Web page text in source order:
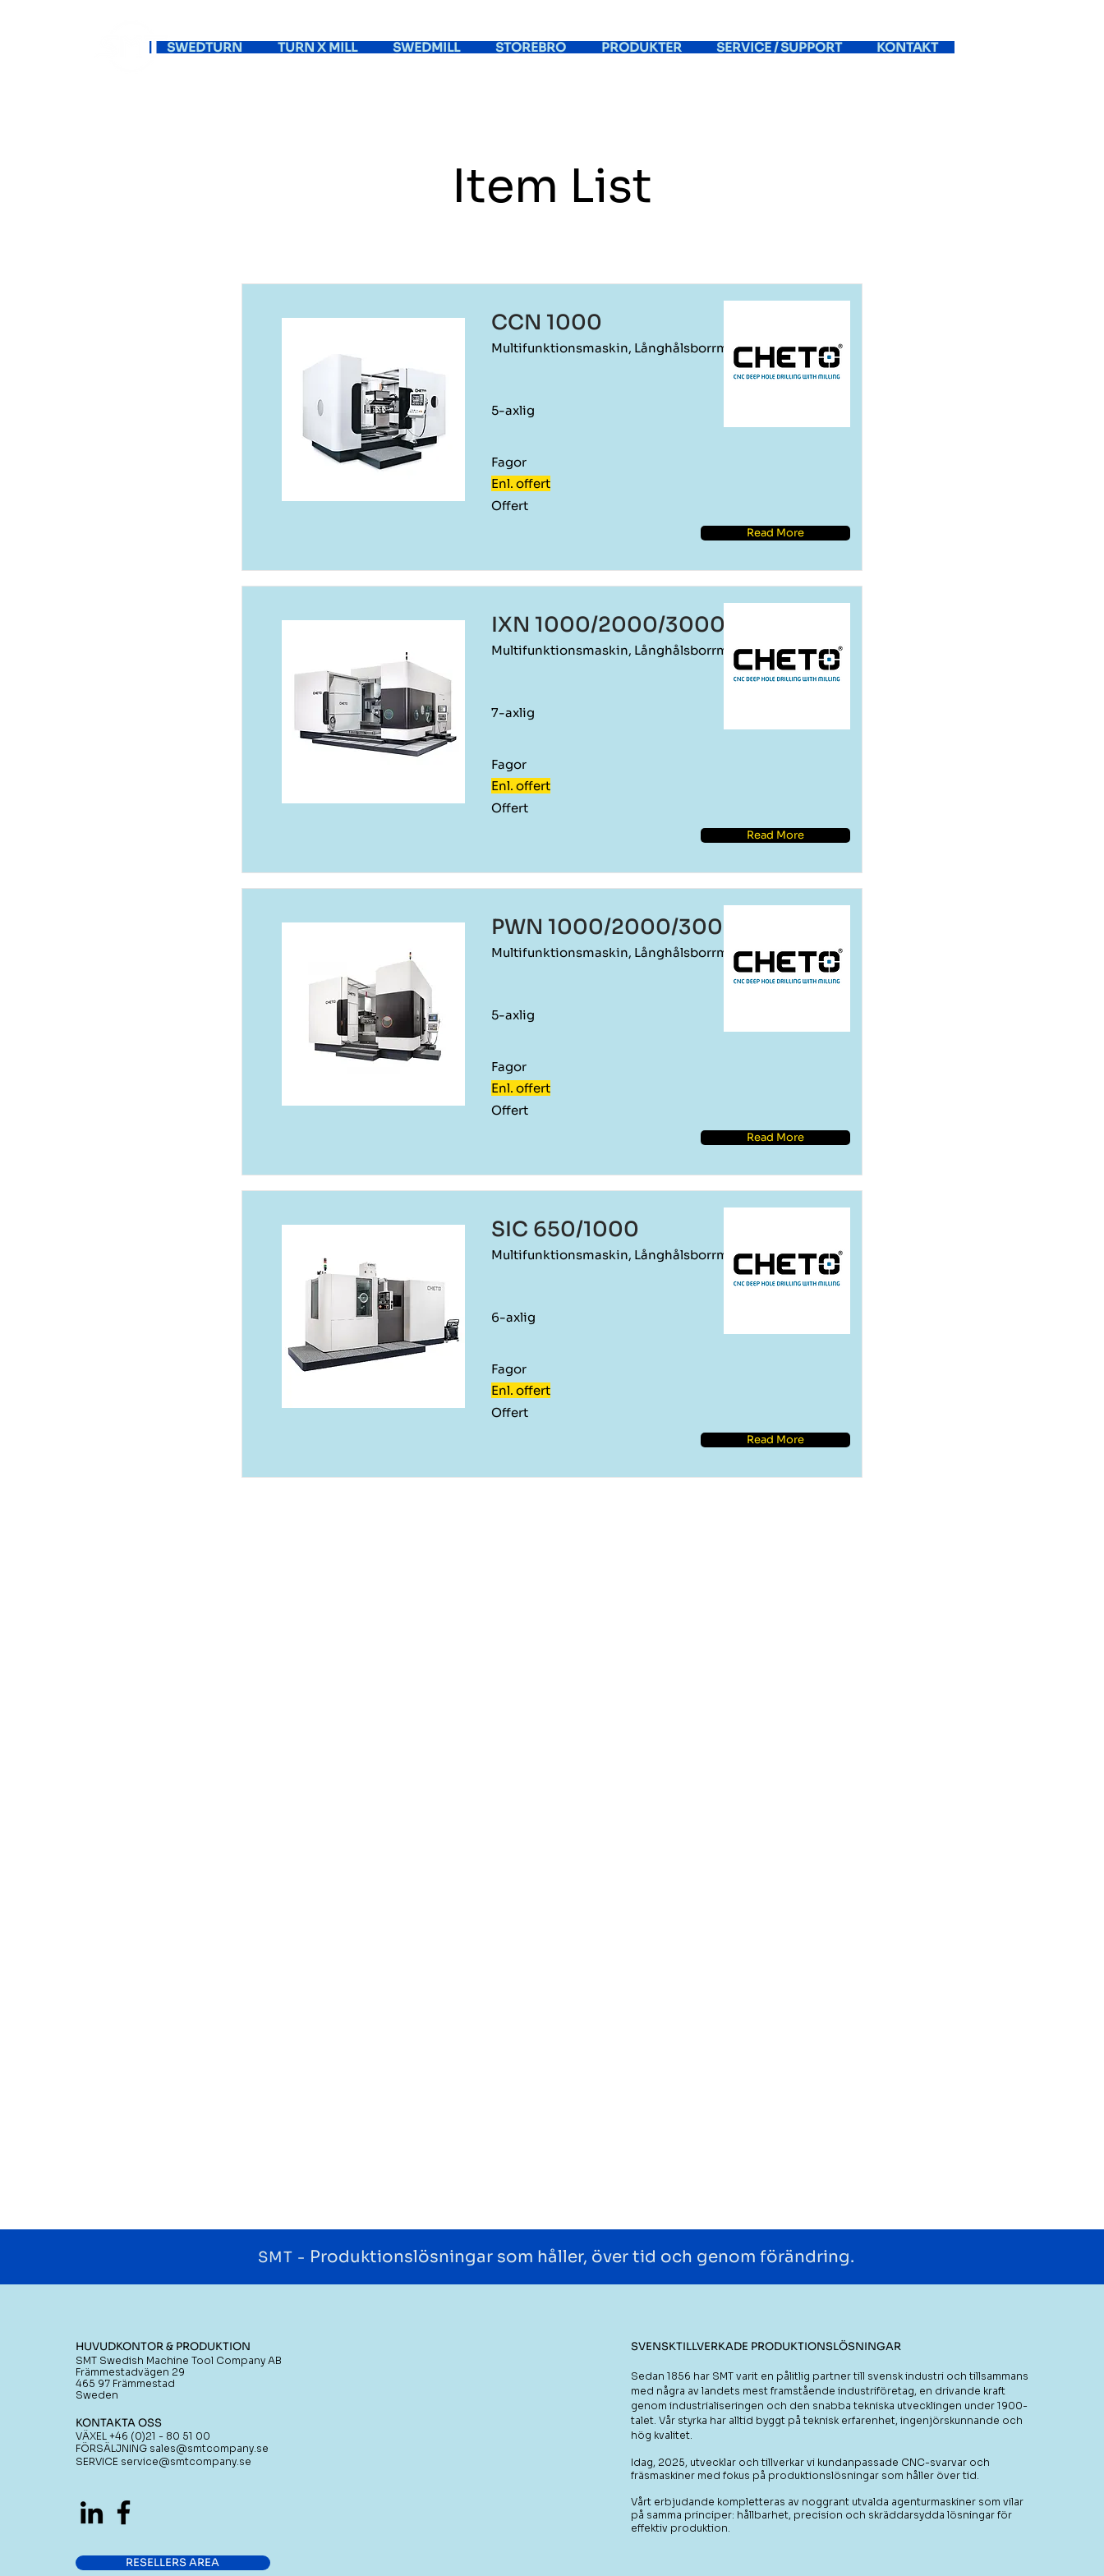
SWEDTURN TURN X MILL SWEDMILL STOREBRO PRODUKTER SERVICE / SUPPORT KONTAKT
Item List
CCN 1000
Multifunktionsmaskin, Långhålsborrmaskin
5-axlig
Fagor
Enl. offert
Offert
Read More
IXN 1000/2000/3000
Multifunktionsmaskin, Långhålsborrmaskin
7-axlig
Fagor
Enl. offert
Offert
Read More
PWN 1000/2000/3000
Multifunktionsmaskin, Långhålsborrmaskin
5-axlig
Fagor
Enl. offert
Offert
Read More
SIC 650/1000
Multifunktionsmaskin, Långhålsborrmaskin
6-axlig
Fagor
Enl. offert
Offert
Read More
SMT - Produktionslösningar som håller, över tid och genom förändring.
HUVUDKONTOR & PRODUKTION
SMT Swedish Machine Tool Company AB
Främmestadvägen 29
465 97 Främmestad
Sweden
KONTAKTA OSS
VÄXEL +46 (0)21 - 80 51 00
FÖRSÄLJNING sales@smtcompany.se
SERVICE service@smtcompany.se
RESELLERS AREA
​SVENSKTILLVERKADE PRODUKTIONSLÖSNINGAR
Sedan 1856 har SMT varit en pålitlig partner till svensk industri och tillsammans
med några av landets mest framstående industriföretag, en drivande kraft
genom industrialiseringen och den snabba tekniska utvecklingen under 1900-
talet. Vår styrka har alltid byggt på teknisk erfarenhet, ingenjörskunnande och
hög kvalitet.
Idag, 2025, utvecklar och tillverkar vi kundanpassade CNC-svarvar och
fräsmaskiner med fokus på produktionslösningar som håller över tid.
Vårt erbjudande kompletteras av noggrant utvalda agenturmaskiner som vilar
på samma principer: hållbarhet, precision och skräddarsydda lösningar för
effektiv produktion.